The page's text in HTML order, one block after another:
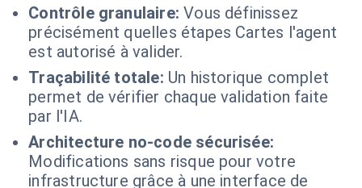
Contrôle granulaire: Vous définissez
précisément quelles étapes Cartes l'agent
est autorisé à valider.
Traçabilité totale: Un historique complet
permet de vérifier chaque validation faite
par l'IA.
Architecture no-code sécurisée:
Modifications sans risque pour votre
infrastructure grâce à une interface de